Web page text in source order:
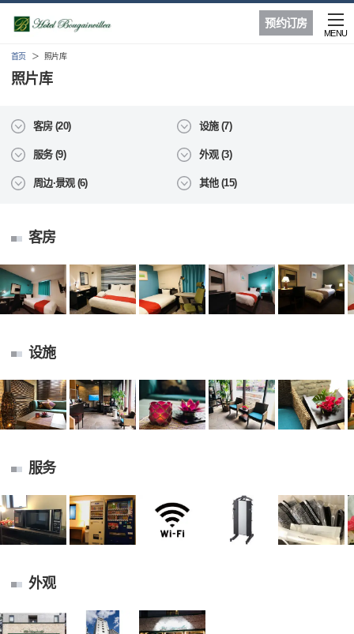
预约订房
MENU
首页 照片库
照片库
客房 (20) 设施 (7)
服务 (9) 外观 (3)
周边·景观 (6) 其他 (15)
客房
设施
服务
外观